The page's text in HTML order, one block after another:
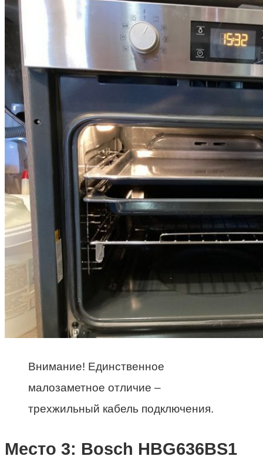
Внимание! Единственное
малозаметное отличие –
трехжильный кабель подключения.
Место 3: Bosch HBG636BS1